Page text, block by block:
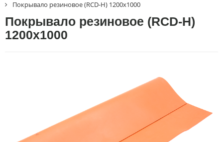
Покрывало резиновое (RCD-Н) 1200х1000
Покрывало резиновое (RCD-Н)
1200х1000